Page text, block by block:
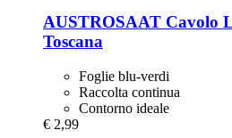
AUSTROSAAT Cavolo
Toscana
Foglie blu-verdi
Raccolta continua
Contorno ideale
€ 2,99